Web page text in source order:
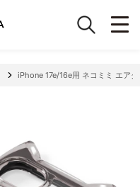
iPhone 17e/16e用 ネコミミ エア